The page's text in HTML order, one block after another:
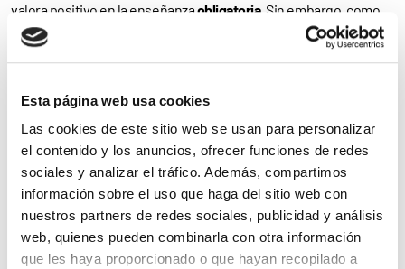
Esta página web usa cookies
Las cookies de este sitio web se usan para personalizar
el contenido y los anuncios, ofrecer funciones de redes
sociales y analizar el tráfico. Además, compartimos
información sobre el uso que haga del sitio web con
nuestros partners de redes sociales, publicidad y análisis
web, quienes pueden combinarla con otra información
que les haya proporcionado o que hayan recopilado a
valora positivo en la enseñanzaobligatoria. Sin embargo, como
refiere su presidente, Anxo Queiruga, “en la enseñanza que no es
obligatoria hay que pulir para tener lasmismas oportunidades”.
Por ello, la Confederación imparte
a personas con discapacidad en situación de desempleo con el
fin de capacitarlas para lainclusión laboral . Concretamente, el
pasado 2019 impartió un total de 34 cursos en los que se
411 personas , el 34% de las cuales logró la
inserción
laboral.